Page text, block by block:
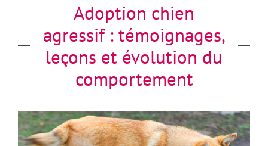
Adoption chien
agressif : témoignages,
leçons et évolution du
comportement